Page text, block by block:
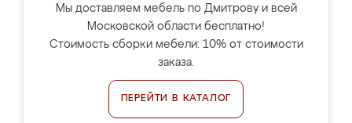
Мы доставляем мебель по Дмитрову и всей
Московской области бесплатно!
Стоимость сборки мебели: 10% от стоимости
заказа.
ПЕРЕЙТИ В КАТАЛОГ